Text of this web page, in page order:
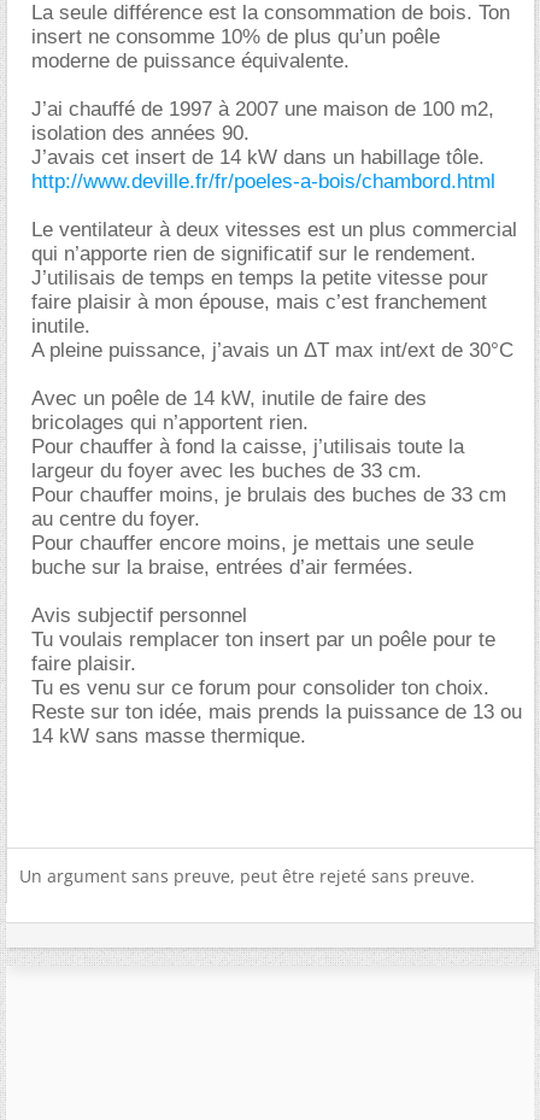
La seule différence est la consommation de bois. Ton
insert ne consomme 10% de plus qu’un poêle
moderne de puissance équivalente.
J’ai chauffé de 1997 à 2007 une maison de 100 m2,
isolation des années 90.
J’avais cet insert de 14 kW dans un habillage tôle.
http://www.deville.fr/fr/poeles-a-bois/chambord.html
Le ventilateur à deux vitesses est un plus commercial
qui n’apporte rien de significatif sur le rendement.
J’utilisais de temps en temps la petite vitesse pour
faire plaisir à mon épouse, mais c’est franchement
inutile.
A pleine puissance, j’avais un ΔT max int/ext de 30°C
Avec un poêle de 14 kW, inutile de faire des
bricolages qui n’apportent rien.
Pour chauffer à fond la caisse, j’utilisais toute la
largeur du foyer avec les buches de 33 cm.
Pour chauffer moins, je brulais des buches de 33 cm
au centre du foyer.
Pour chauffer encore moins, je mettais une seule
buche sur la braise, entrées d’air fermées.
Avis subjectif personnel
Tu voulais remplacer ton insert par un poêle pour te
faire plaisir.
Tu es venu sur ce forum pour consolider ton choix.
Reste sur ton idée, mais prends la puissance de 13 ou
14 kW sans masse thermique.
Un argument sans preuve, peut être rejeté sans preuve.